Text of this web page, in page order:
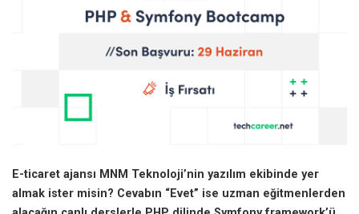
E-ticaret ajansı MNM Teknoloji’nin yazılım ekibinde yer
almak ister misin? Cevabın “Evet” ise uzman eğitmenlerden